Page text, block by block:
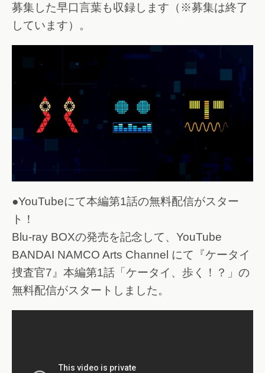
募集した早口言葉も収録します（※募集は終了
しています）。
●YouTubeにて本編第1話の無料配信がスター
ト！
Blu-ray BOXの発売を記念して、YouTube
BANDAI NAMCO Arts Channel にて『ケータイ
捜査官7』本編第1話「ケータイ、歩く！？」の
無料配信がスタートしました。